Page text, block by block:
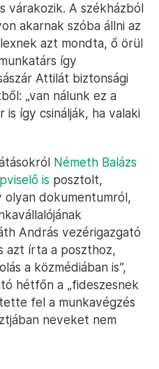
várakozik. A székházból
akarnak szóba állni az
azt mondta, ő örül
így
Attilát biztonsági
„van nálunk ez a
így csinálják, ha valaki
Németh Balázs
is posztolt,
dokumentumról,
András vezérigazgató
azt írta a poszthoz,
a közmédiában is”,
hétfőn a „fideszesnek
fel a munkavégzés
neveket nem